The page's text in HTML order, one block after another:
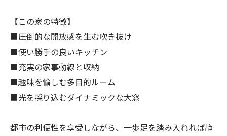
【この家の特徴】
■圧倒的な開放感を生む吹き抜け
■使い勝手の良いキッチン
■充実の家事動線と収納
■趣味を愉しむ多目的ルーム
■光を採り込むダイナミックな大窓
都市の利便性を享受しながら、一歩足を踏み入れれば静